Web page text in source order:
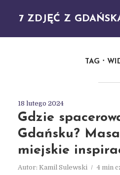
7 ZDJĘĆ Z
TAG
18 lutego 2024
Gdzie
Gdańsku?
miejskie
Autor: Kamil Sulewski
4 min